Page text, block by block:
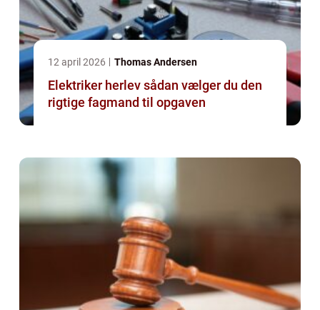
12 april 2026 Thomas Andersen
Elektriker herlev sådan vælger du den
rigtige fagmand til opgaven